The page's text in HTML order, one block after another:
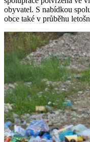
obyvatel. S nabídkou
obce také v průběhu